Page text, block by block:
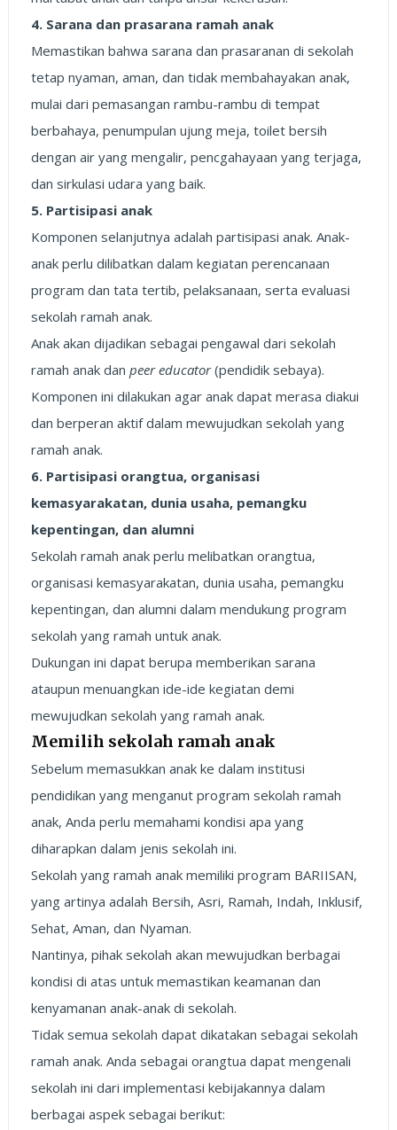
4. Sarana dan prasarana ramah anak
Memastikan bahwa sarana dan prasaranan di sekolah
tetap nyaman, aman, dan tidak membahayakan anak,
mulai dari pemasangan rambu-rambu di tempat
berbahaya, penumpulan ujung meja, toilet bersih
dengan air yang mengalir, pencgahayaan yang terjaga,
dan sirkulasi udara yang baik.
5. Partisipasi anak
Komponen selanjutnya adalah partisipasi anak. Anak-
anak perlu dilibatkan dalam kegiatan perencanaan
program dan tata tertib, pelaksanaan, serta evaluasi
sekolah ramah anak.
Anak akan dijadikan sebagai pengawal dari sekolah
ramah anak dan peer educator(pendidik sebaya).
Komponen ini dilakukan agar anak dapat merasa diakui
dan berperan aktif dalam mewujudkan sekolah yang
ramah anak.
6. Partisipasi orangtua, organisasi
kemasyarakatan, dunia usaha, pemangku
kepentingan, dan alumni
Sekolah ramah anak perlu melibatkan orangtua,
organisasi kemasyarakatan, dunia usaha, pemangku
kepentingan, dan alumni dalam mendukung program
sekolah yang ramah untuk anak.
Dukungan ini dapat berupa memberikan sarana
ataupun menuangkan ide-ide kegiatan demi
mewujudkan sekolah yang ramah anak.
Memilih sekolah ramah anak
Sebelum memasukkan anak ke dalam institusi
pendidikan yang menganut program sekolah ramah
anak, Anda perlu memahami kondisi apa yang
diharapkan dalam jenis sekolah ini.
Sekolah yang ramah anak memiliki program BARIISAN,
yang artinya adalah Bersih, Asri, Ramah, Indah, Inklusif,
Sehat, Aman, dan Nyaman.
Nantinya, pihak sekolah akan mewujudkan berbagai
kondisi di atas untuk memastikan keamanan dan
kenyamanan anak-anak di sekolah.
Tidak semua sekolah dapat dikatakan sebagai sekolah
ramah anak. Anda sebagai orangtua dapat mengenali
sekolah ini dari implementasi kebijakannya dalam
berbagai aspek sebagai berikut: